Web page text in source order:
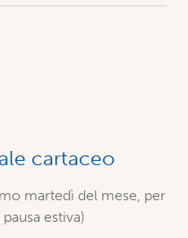
cartaceo
martedì del mese, per
estiva)